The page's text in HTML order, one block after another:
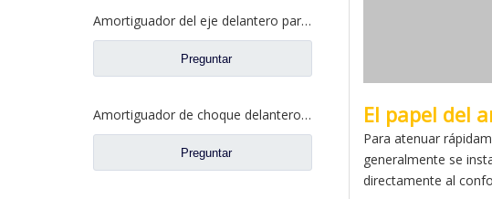
Amortiguador del eje delantero para repuestos de camiones CAMC 29FD-05010
Preguntar
Amortiguador de choque delantero del airbag para los recambios 50H08-01028 del camión CAMC
Preguntar
El papel del
Para atenuar
generalmente se
directamente al